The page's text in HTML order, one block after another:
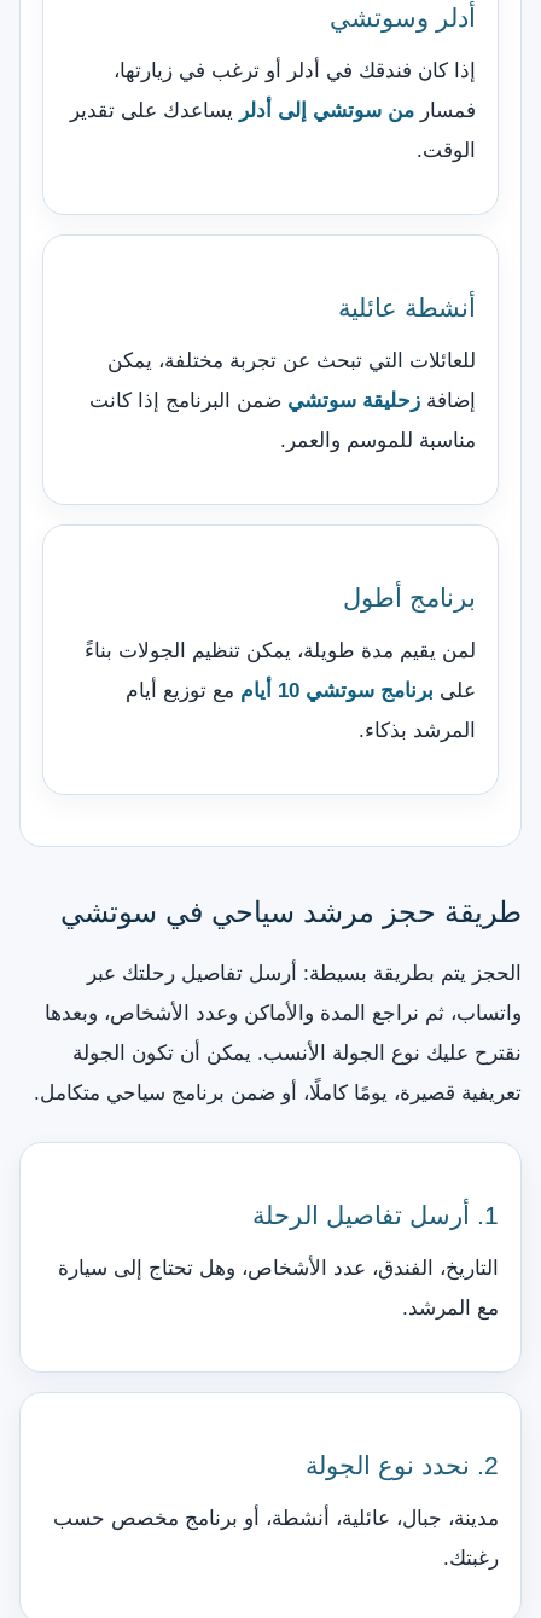
أدلر وسوتشي
إذا كان فندقك في أدلر أو ترغب في زيارتها،
فمسار من سوتشي إلى أدلر يساعدك على تقدير
الوقت.
أنشطة عائلية
للعائلات التي تبحث عن تجربة مختلفة، يمكن
إضافة زحليقة سوتشي ضمن البرنامج إذا كانت
مناسبة للموسم والعمر.
برنامج أطول
لمن يقيم مدة طويلة، يمكن تنظيم الجولات بناءً
على برنامج سوتشي 10 أيام
مع توزيع أيام
المرشد بذكاء.
طريقة حجز مرشد سياحي في سوتشي
الحجز يتم بطريقة بسيطة: أرسل تفاصيل رحلتك عبر
واتساب، ثم نراجع المدة والأماكن وعدد الأشخاص، وبعدها
نقترح عليك نوع الجولة الأنسب. يمكن أن تكون الجولة
تعريفية قصيرة، يومًا كاملًا، أو ضمن برنامج سياحي متكامل.
1. أرسل تفاصيل الرحلة
التاريخ، الفندق، عدد الأشخاص، وهل تحتاج إلى سيارة
مع المرشد.
2. نحدد نوع الجولة
مدينة، جبال، عائلية، أنشطة، أو برنامج مخصص حسب
رغبتك.